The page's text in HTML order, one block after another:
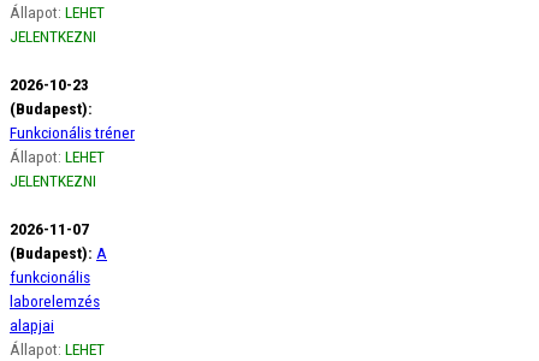
Állapot: LEHET
JELENTKEZNI
2026-10-23
(Budapest):
Funkcionális tréner
Állapot: LEHET
JELENTKEZNI
2026-11-07
(Budapest): A
funkcionális
laborelemzés
alapjai
Állapot: LEHET